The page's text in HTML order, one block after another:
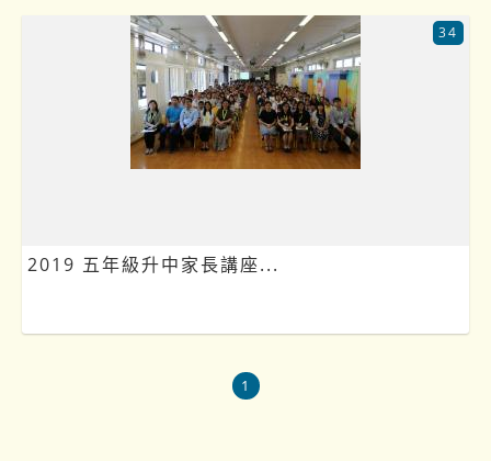
2019 五年級升中家長講座...
34
1